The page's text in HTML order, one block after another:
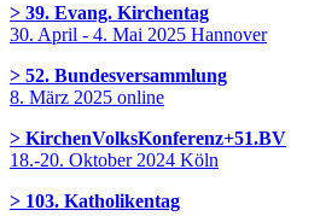
> 39. Evang. Kirchentag
30. April - 4. Mai 2025 Hannover
> 52. Bundesversammlung
8. März 2025 online
> KirchenVolksKonferenz+51.BV
18.-20. Oktober 2024 Köln
> 103. Katholikentag